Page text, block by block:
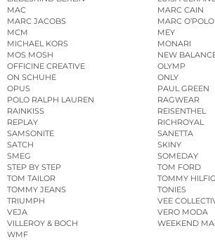
MAC
MARC CAIN
MARC JACOBS
MARC O’POLO
MCM
MEY
MICHAEL KORS
MONARI
MOS MOSH
NEW
OFFICINE CREATIVE
OLYMP
ON SCHUHE
ONLY
OPUS
PAUL GREEN
POLO RALPH LAUREN
RAGWEAR
RAINKISS
REISENTHEL
REPLAY
RICHROYAL
SAMSONITE
SANETTA
SATCH
SKINY
SMEG
SOMEDAY
STEP BY STEP
TOM FORD
TOM TAILOR
TOMMY
TOMMY JEANS
TONIES
TRIUMPH
VEE
VEJA
VERO MODA
VILLEROY & BOCH
WEEKEND
WMF